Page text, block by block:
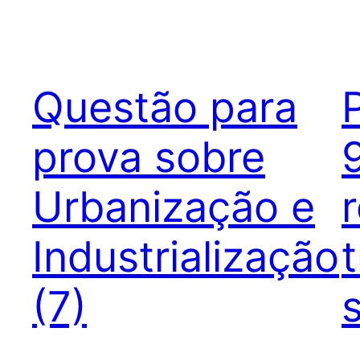
Questão para
prova sobre
Urbanização e
Industrialização
(7)